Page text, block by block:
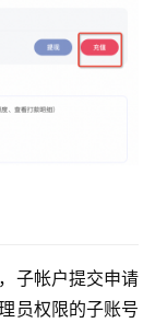
子帐户提交申请
员权限的子账号